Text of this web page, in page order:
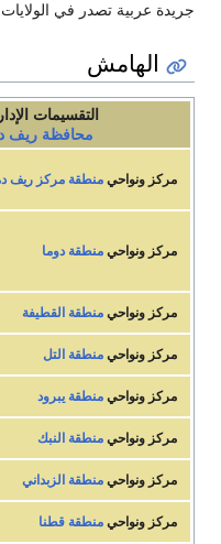
جريدة عربية تصدر في الولايات
الهامش
التقسيمات
محافظة ريف
مركز ونواحيمنطقة مركز ريف
مركز ونواحيمنطقة دوما
مركز ونواحيمنطقة القطيفة
مركز ونواحيمنطقة التل
مركز ونواحيمنطقة يبرود
مركز ونواحيمنطقة النبك
مركز ونواحيمنطقة الزبداني
مركز ونواحيمنطقة قطنا